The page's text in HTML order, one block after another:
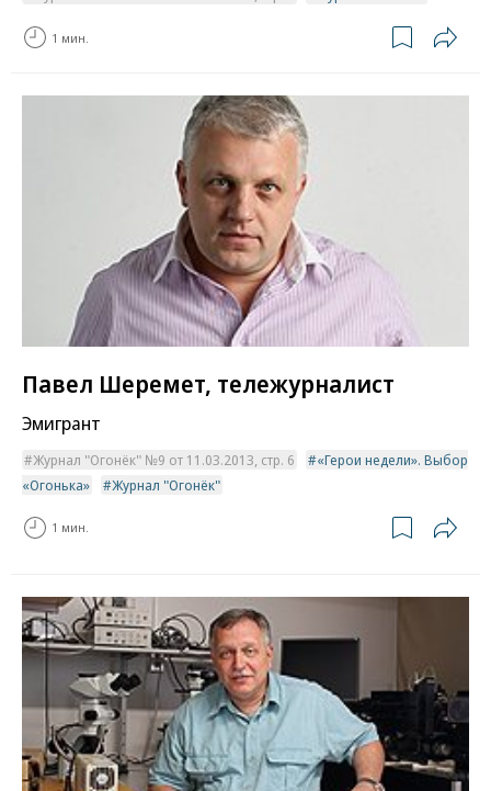
1 мин.
Павел Шеремет, тележурналист
Эмигрант
Журнал "Огонёк" №9 от 11.03.2013, стр. 6
«Герои недели». Выбор
«Огонька»
Журнал "Огонёк"
1 мин.